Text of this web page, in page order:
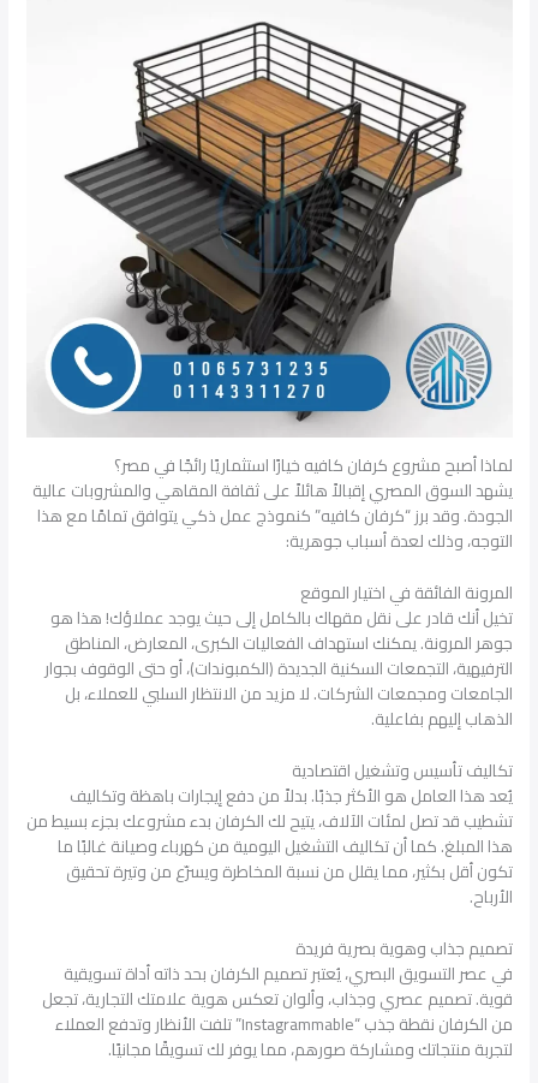
لماذا أصبح مشروع كرفان كافيه خيارًا استثماريًا رائجًا في مصر؟
يشهد السوق المصري إقبالاً هائلاً على ثقافة المقاهي والمشروبات عالية
الجودة. وقد برز “كرفان كافيه” كنموذج عمل ذكي يتوافق تمامًا مع هذا
التوجه، وذلك لعدة أسباب جوهرية:
المرونة الفائقة في اختيار الموقع
تخيل أنك قادر على نقل مقهاك بالكامل إلى حيث يوجد عملاؤك! هذا هو
جوهر المرونة. يمكنك استهداف الفعاليات الكبرى، المعارض، المناطق
الترفيهية، التجمعات السكنية الجديدة (الكمبوندات)، أو حتى الوقوف بجوار
الجامعات ومجمعات الشركات. لا مزيد من الانتظار السلبي للعملاء، بل
الذهاب إليهم بفاعلية.
تكاليف تأسيس وتشغيل اقتصادية
يُعد هذا العامل هو الأكثر جذبًا. بدلاً من دفع إيجارات باهظة وتكاليف
تشطيب قد تصل لمئات الآلاف، يتيح لك الكرفان بدء مشروعك بجزء بسيط من
هذا المبلغ. كما أن تكاليف التشغيل اليومية من كهرباء وصيانة غالبًا ما
تكون أقل بكثير، مما يقلل من نسبة المخاطرة ويسرّع من وتيرة تحقيق
الأرباح.
تصميم جذاب وهوية بصرية فريدة
في عصر التسويق البصري، يُعتبر تصميم الكرفان بحد ذاته أداة تسويقية
قوية. تصميم عصري وجذاب، وألوان تعكس هوية علامتك التجارية، تجعل
من الكرفان نقطة جذب “Instagrammable” تلفت الأنظار وتدفع العملاء
لتجربة منتجاتك ومشاركة صورهم، مما يوفر لك تسويقًا مجانيًا.